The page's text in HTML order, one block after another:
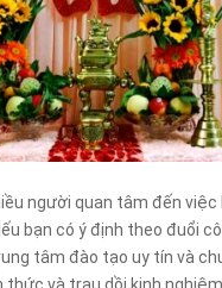
người quan tâm đến việc
bạn có ý định theo đuổi
tâm đào tạo uy tín và